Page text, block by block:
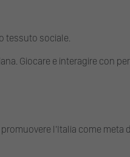
tessuto sociale.
Giocare e interagire con
l’Italia come meta